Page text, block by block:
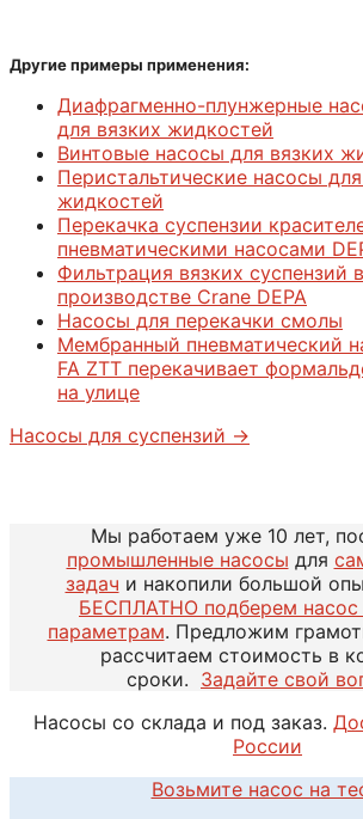
Другие примеры применения:
Диафрагменно-плунжерные
для вязких жидкостей
Винтовые насосы для вязких
Перистальтические насосы
жидкостей
Перекачка суспензии
пневматическими насосами
Фильтрация вязких суспензий
производстве Crane DEPA
Насосы для перекачки смолы
Мембранный пневматический
FA ZTT перекачивает
на улице
Насосы для суспензий ->
Мы работаем уже 10 лет,
промышленные насосы для
задач и накопили большой
БЕСПЛАТНО подберем
параметрам. Предложим
рассчитаем стоимость в
сроки. Задайте свой
Насосы со склада и под заказ.
России
Возьмите насос на